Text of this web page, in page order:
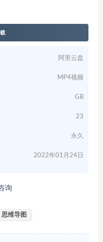
阿里云盘
MP4视频
GB
23
永久
2022年01月24日
询
思维导图